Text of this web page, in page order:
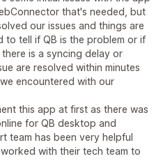
that's needed, but
our issues and things are
to tell if QB is the problem or if
is a syncing delay or
are resolved within minutes
encountered with our
this app at first as there was
for QB desktop and
team has been very helpful
with their tech team to